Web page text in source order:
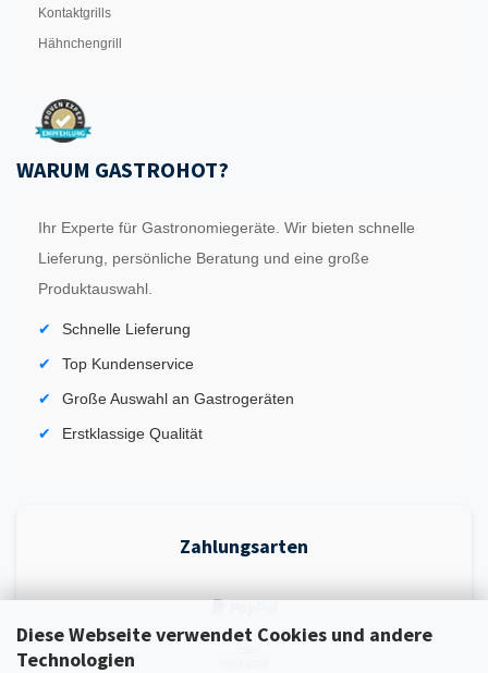
Diese Webseite verwendet Cookies und andere
Technologien
Kontaktgrills
Hähnchengrill
WARUM GASTROHOT?
Ihr Experte für Gastronomiegeräte. Wir bieten schnelle
Lieferung, persönliche Beratung und eine große
Produktauswahl.
Schnelle Lieferung
Top Kundenservice
Große Auswahl an Gastrogeräten
Erstklassige Qualität
Zahlungsarten